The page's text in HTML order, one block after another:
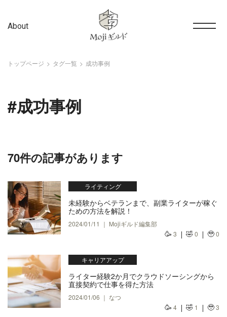
About
トップページ タグ一覧 成功事例
#成功事例
70件の記事があります
ライティング
未経験からベテランまで、副業ライターが稼ぐ
ための方法を解説！
2024/01/11 ｜ Mojiギルド編集部
🥳 3 🤣0 🥹0
キャリアアップ
ライター経験2か月でクラウドソーシングから
直接契約で仕事を得た方法
2024/01/06 ｜ なつ
🥳 4 🤣 1 🥹3